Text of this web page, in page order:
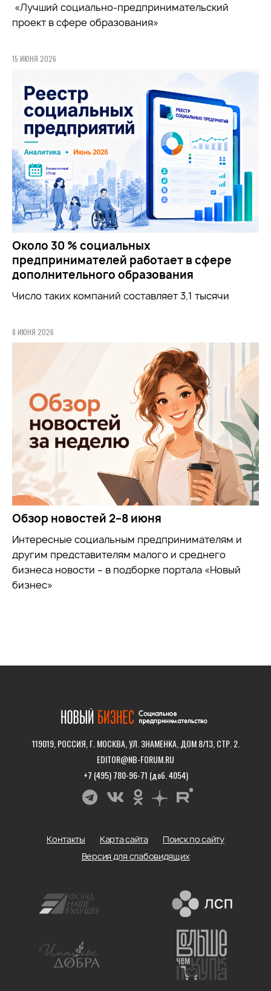
«Лучший социально-предпринимательский
проект в сфере образования»
15 ИЮНЯ 2026
Около 30 % социальных
предпринимателей работает в сфере
дополнительного образования
Число таких компаний составляет 3,1 тысячи
8 ИЮНЯ 2026
Обзор новостей 2–8 июня
Интересные социальным предпринимателям и
другим представителям малого и среднего
бизнеса новости – в подборке портала «Новый
бизнес»
119019, РОССИЯ, Г. МОСКВА, УЛ. ЗНАМЕНКА, ДОМ 8/13, СТР. 2.
EDITOR@NB-FORUM.RU
+7 (495) 780-96-71 (доб. 4054)
Контакты Карта сайта
Поиск по сайту
Версия для слабовидящих